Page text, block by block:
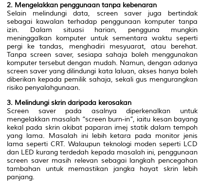
2. Mengelakkan penggunaan tanpa kebenaran
Selain melindungi data, screen saver juga bertindak
sebagai kawalan terhadap penggunaan komputer tanpa
izin. Dalam situasi harian, pengguna mungkin
meninggalkan komputer untuk sementara waktu seperti
pergi ke tandas, menghadiri mesyuarat, atau berehat.
Tanpa screen saver, sesiapa sahaja boleh menggunakan
komputer tersebut dengan mudah. Namun, dengan adanya
screen saver yang dilindungi kata laluan, akses hanya boleh
diberikan kepada pemilik sahaja, sekali gus mengurangkan
risiko penyalahgunaan.
3. Melindungi skrin daripada kerosakan
Screen saver pada asalnya diperkenalkan untuk
mengelakkan masalah “screen burn-in”, iaitu kesan bayang
kekal pada skrin akibat paparan imej statik dalam tempoh
yang lama. Masalah ini lebih ketara pada monitor jenis
lama seperti CRT. Walaupun teknologi moden seperti LCD
dan LED kurang terdedah kepada masalah ini, penggunaan
screen saver masih relevan sebagai langkah pencegahan
tambahan untuk memastikan jangka hayat skrin lebih
panjang.